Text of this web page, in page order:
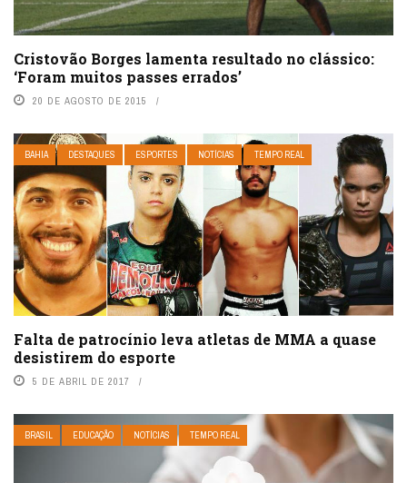
Cristovão Borges lamenta resultado no clássico:
‘Foram muitos passes errados’
20 DE AGOSTO DE 2015
BAHIA DESTAQUES ESPORTES NOTÍCIAS TEMPO REAL
Falta de patrocínio leva atletas de MMA a quase
desistirem do esporte
5 DE ABRIL DE 2017
BRASIL EDUCAÇÃO NOTÍCIAS TEMPO REAL